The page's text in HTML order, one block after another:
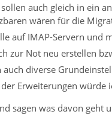
auch gleich in ein
wären für die
auf IMAP-Servern und
zur Not neu erstellen
auch diverse
Erweiterungen
sagen was davon geht